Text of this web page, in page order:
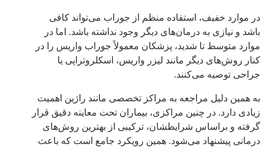
در موارد خفیف، استفاده منظم از جوراب می‌تواند کافی
باشد و نیازی به درمان‌های دیگر وجود نداشته باشد. اما در
موارد متوسط تا شدید، پزشکان معمولاً جوراب واریس را در
کنار روش‌های دیگر مانند لیزر واریس، اسکلروتراپی یا
جراحی توصیه می‌کنند.
به همین دلیل مراجعه به مراکز تخصصی مانند راژین اهمیت
زیادی دارد. در چنین مراکزی، بیماران تحت معاینه دقیق قرار
گرفته و براساس شرایطشان، ترکیبی از بهترین روش‌های
درمانی پیشنهاد می‌شود. همین رویکرد جامع است که باعث